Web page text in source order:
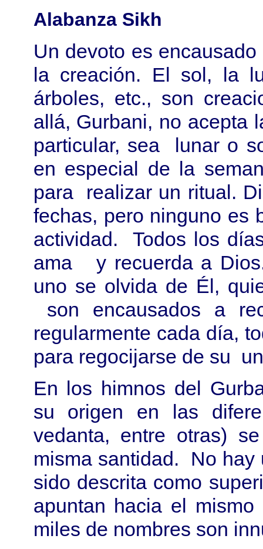
Alabanza Sikh
Un devoto es
la creación. El sol, la
árboles, etc., son
allá, Gurbani, no acepta
particular, sea lunar o
en especial de la
para realizar un ritual.
fechas, pero ninguno es
actividad. Todos los
ama y recuerda a
uno se olvida de Él,
son encausados a
regularmente cada día,
para regocijarse de su
En los himnos del
su origen en las
vedanta, entre otras)
misma santidad. No hay
sido descrita como
apuntan hacia el
miles de nombres son